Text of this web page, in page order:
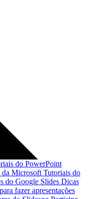
do PowerPoint
da Microsoft Tutoriais do
do Google Slides Dicas
fazer apresentações